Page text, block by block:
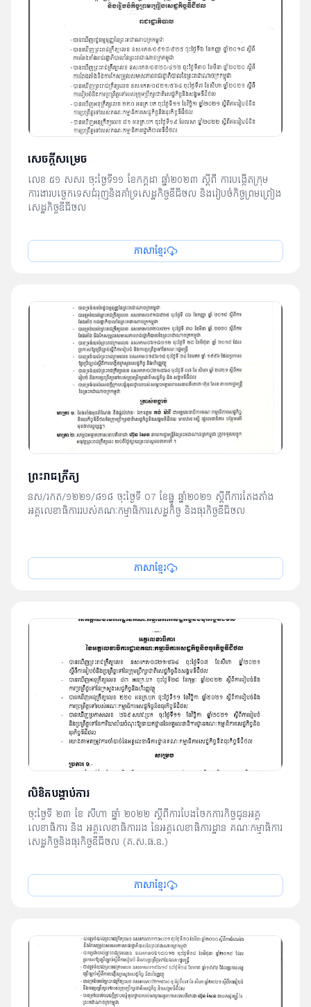
សេចក្តីសម្រេច
លេខ ៥១ សសរ ចុះថ្ងៃទី១១ ខែកក្តដា ឆ្នាំ២០២៣ ស្តីពី ការបង្កើតក្រុម
ការងារបច្ចេកទេសជំរុញនិងគាំទ្រសេដ្ឋកិច្ចឌីជីថល និងរៀបចំកិច្ចព្រមព្រៀង
សេដ្ឋកិច្ចឌីជីថល
ភាសាខ្មែរ
ព្រះរាជក្រឹត្យ
នស/រកត/១២២១/៨១៨ ចុះថ្ងៃទី​ 07 ខែធ្នូ ឆ្នាំ២០២១ ស្តីពី​ការតែងតាំង​
អគ្គលេខាធិការ​របស់​គណៈកម្មាធិការ​សេដ្ឋកិច្ច និង​ធុរកិច្ចឌីជីថល
ភាសាខ្មែរ
លិខិតបង្គាប់ការ
ចុះថ្ងៃទី ២៣ ខែ សីហា ឆ្នាំ ២០២២ ស្ដីពីការបែងចែកភារកិច្ចជូនអគ្គ
លេខាធិការ និង អគ្គលេខាធិការរង នៃអគ្គលេខាធិការដ្ឋាន គណៈកម្មាធិការ
សេដ្ឋកិច្ចនិងធុរកិច្ចឌីជីថល (គ.ស.ធ.ឌ.)
ភាសាខ្មែរ